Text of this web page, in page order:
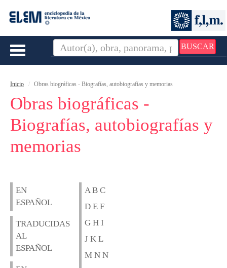
BUSCAR
Toggle
Inicio Obras biográficas - Biografías, autobiografías y memorias
Obras biográficas -
Biografías, autobiografías y
memorias
EN
ESPAÑOL
TRADUCIDAS
AL
ESPAÑOL
A B C
D E F
G H I
J K L
M N N